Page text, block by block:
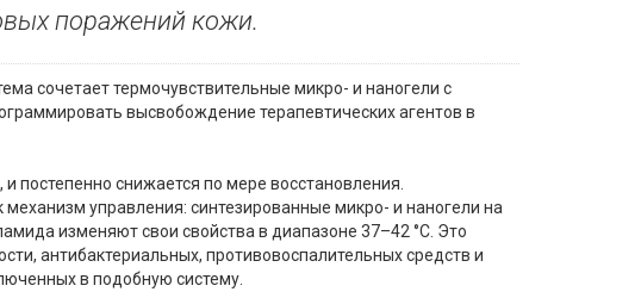
поражений кожи.
сочетает термочувствительные микро- и наногели с
высвобождение терапевтических агентов в
снижается по мере восстановления.
управления: синтезированные микро- и наногели на
изменяют свои свойства в диапазоне 37–42 °C. Это
антибактериальных, противовоспалительных средств и
в подобную систему.